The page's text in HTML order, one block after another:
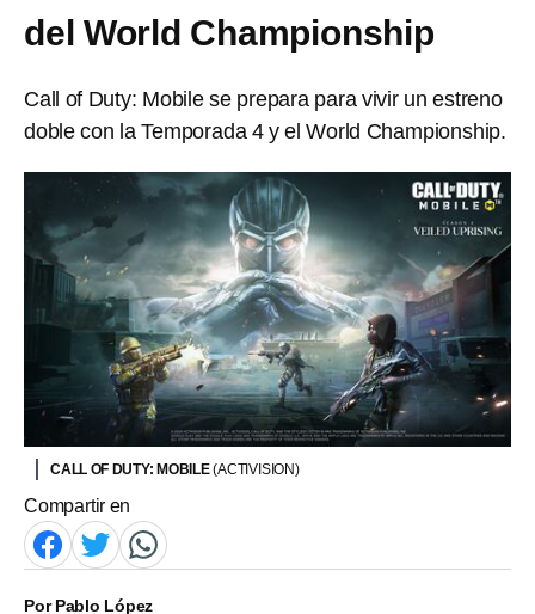
del World Championship
Call of Duty: Mobile se prepara para vivir un estreno
doble con la Temporada 4 y el World Championship.
CALL OF DUTY: MOBILE(ACTIVISION)
Compartir en
PorPablo López